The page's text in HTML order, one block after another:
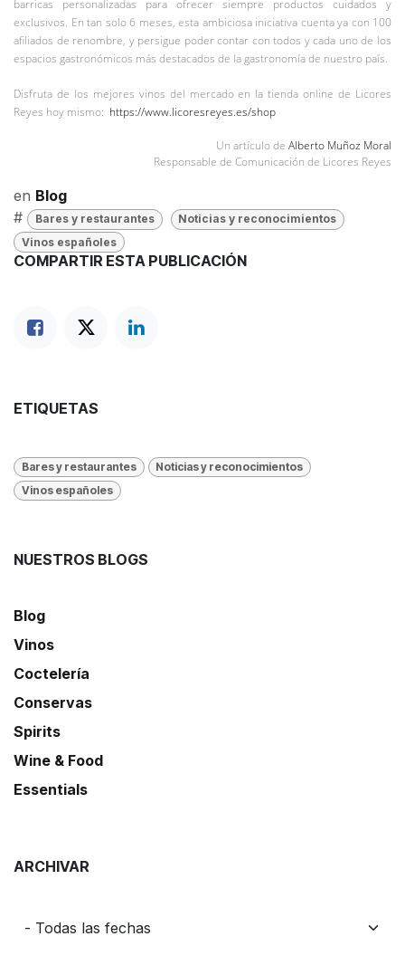
barricas personalizadas para ofrecer siempre productos cuidados y
exclusivos. En tan solo 6 meses, esta ambiciosa iniciativa cuenta ya con 100
afiliados de renombre, y persigue poder contar con todos y cada uno de los
espacios gastronómicos más destacados de la gastronomía de nuestro país.
Disfruta de los mejores vinos del mercado en la tienda online de Licores
Reyes hoy mismo: https://www.licoresreyes.es/shop
Un artículo de Alberto Muñoz Moral
Responsable de Comunicación de Licores Reyes
en Blog
#
Bares y restaurantes
Noticias y reconocimientos
Vinos españoles
COMPARTIR ESTA PUBLICACIÓN
ETIQUETAS
Bares y restaurantes
Noticias y reconocimientos
Vinos españoles
NUESTROS BLOGS
Blog
Vinos
Coctelería
Conservas
Spirits
Wine & Food
Essentials
ARCHIVAR